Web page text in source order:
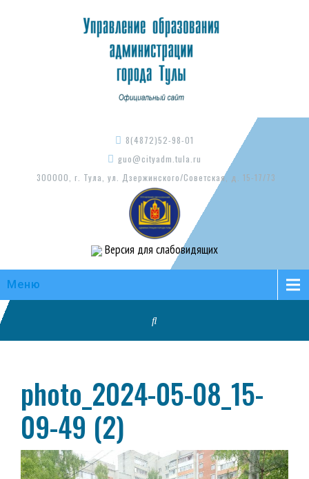
8(4872)52-98-01
guo@cityadm.tula.ru
300000, г. Тула, ул. Дзержинского/Советская, д. 15-17/73
Версия для слабовидящих
Меню
photo_2024-05-08_15-
09-49 (2)